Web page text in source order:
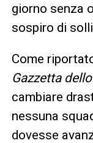
giorno senza
sospiro di
Come
Gazzetta
cambiare
nessuna
dovesse